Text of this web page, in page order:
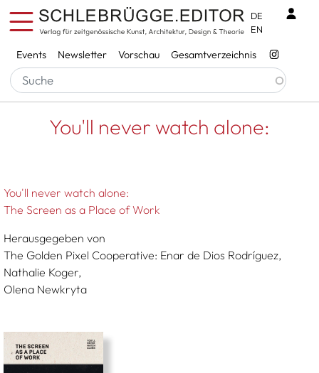
Direkt zum Inhalt
Services
Events Newsletter Vorschau Gesamtverzeichnis
DE
EN
Pfadnavigation
Startseite You'll Never Watch Alone:
You'll never watch alone:
You'll never watch alone:
The Screen as a Place of Work
Herausgegeben von
The Golden Pixel Cooperative: Enar de Dios Rodríguez,
Nathalie Koger,
Olena Newkryta